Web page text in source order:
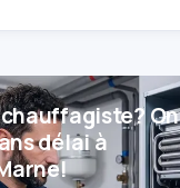
On
délai à